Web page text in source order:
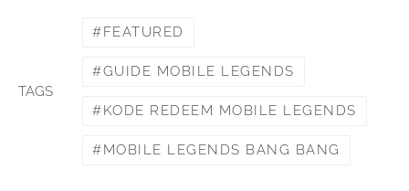
TAGS
FEATURED
GUIDE MOBILE LEGENDS
KODE REDEEM MOBILE LEGENDS
MOBILE LEGENDS BANG BANG